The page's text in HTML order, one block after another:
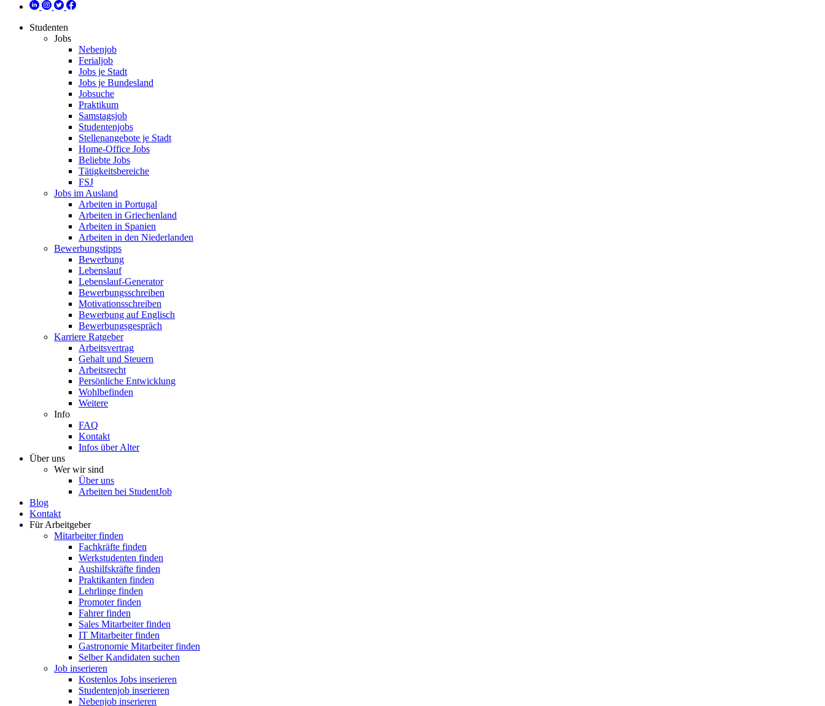
Studenten
Jobs
Nebenjob
Ferialjob
Jobs je Stadt
Jobs je Bundesland
Jobsuche
Praktikum
Samstagsjob
Studentenjobs
Stellenangebote je Stadt
Home-Office Jobs
Beliebte Jobs
Tätigkeitsbereiche
FSJ
Jobs im Ausland
Arbeiten in Portugal
Arbeiten in Griechenland
Arbeiten in Spanien
Arbeiten in den Niederlanden
Bewerbungstipps
Bewerbung
Lebenslauf
Lebenslauf-Generator
Bewerbungsschreiben
Motivationsschreiben
Bewerbung auf Englisch
Bewerbungsgespräch
Karriere Ratgeber
Arbeitsvertrag
Gehalt und Steuern
Arbeitsrecht
Persönliche Entwicklung
Wohlbefinden
Weitere
Info
FAQ
Kontakt
Infos über Alter
Über uns
Wer wir sind
Über uns
Arbeiten bei StudentJob
Blog
Kontakt
Für Arbeitgeber
Mitarbeiter finden
Fachkräfte finden
Werkstudenten finden
Aushilfskräfte finden
Praktikanten finden
Lehrlinge finden
Promoter finden
Fahrer finden
Sales Mitarbeiter finden
IT Mitarbeiter finden
Gastronomie Mitarbeiter finden
Selber Kandidaten suchen
Job inserieren
Kostenlos Jobs inserieren
Studentenjob inserieren
Nebenjob inserieren